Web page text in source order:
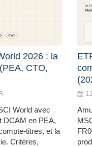
2026 : la
CTO,
World avec
DCAM en PEA,
titres, et la
Critères,